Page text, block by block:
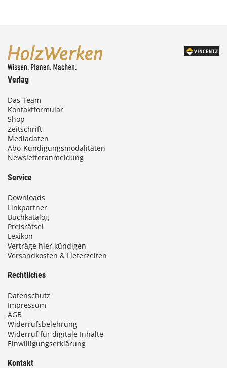
Verlag
Das Team
Kontaktformular
Shop
Zeitschrift
Mediadaten
Abo-Kündigungsmodalitäten
Newsletteranmeldung
Service
Downloads
Linkpartner
Buchkatalog
Preisrätsel
Lexikon
Verträge hier kündigen
Versandkosten & Lieferzeiten
Rechtliches
Datenschutz
Impressum
AGB
Widerrufsbelehrung
Widerruf für digitale Inhalte
Einwilligungserklärung
Kontakt